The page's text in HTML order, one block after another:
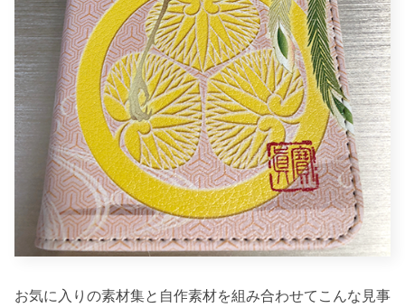
お気に入りの素材集と自作素材を組み合わせてこんな見事